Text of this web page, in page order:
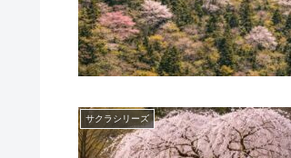
サクラシリーズ